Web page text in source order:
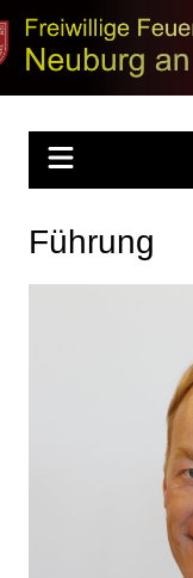
Zum
Inhalt
springen
Führung